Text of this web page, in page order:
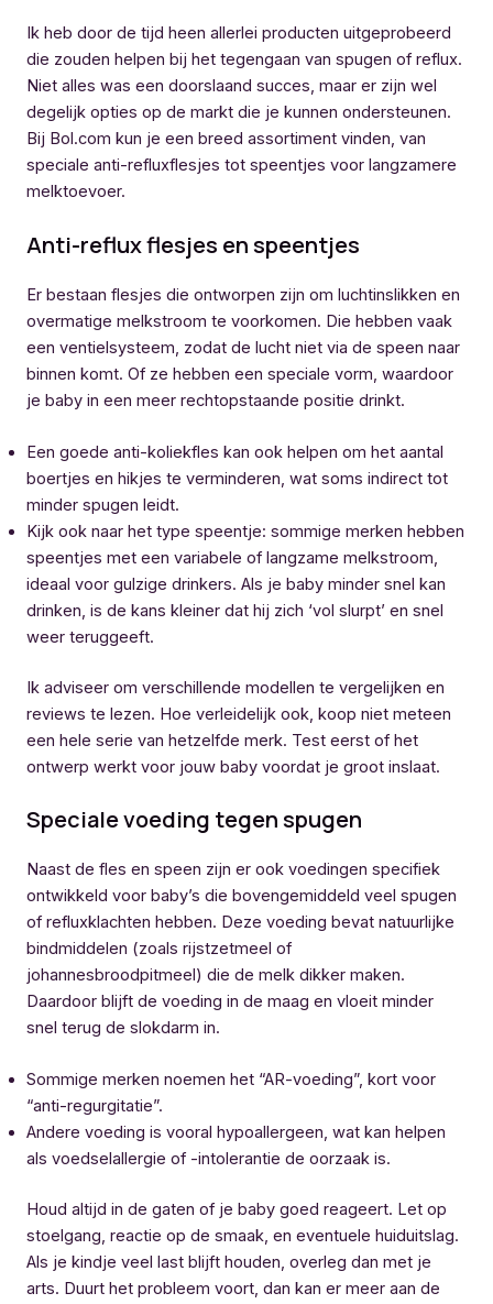
Ik heb door de tijd heen allerlei producten uitgeprobeerd
die zouden helpen bij het tegengaan van spugen of reflux.
Niet alles was een doorslaand succes, maar er zijn wel
degelijk opties op de markt die je kunnen ondersteunen.
Bij Bol.com kun je een breed assortiment vinden, van
speciale anti-refluxflesjes tot speentjes voor langzamere
melktoevoer.
Anti-reflux flesjes en speentjes
Er bestaan flesjes die ontworpen zijn om luchtinslikken en
overmatige melkstroom te voorkomen. Die hebben vaak
een ventielsysteem, zodat de lucht niet via de speen naar
binnen komt. Of ze hebben een speciale vorm, waardoor
je baby in een meer rechtopstaande positie drinkt.
Een goede anti-koliekfles kan ook helpen om het aantal
boertjes en hikjes te verminderen, wat soms indirect tot
minder spugen leidt.
Kijk ook naar het type speentje: sommige merken hebben
speentjes met een variabele of langzame melkstroom,
ideaal voor gulzige drinkers. Als je baby minder snel kan
drinken, is de kans kleiner dat hij zich ‘vol slurpt’ en snel
weer teruggeeft.
Ik adviseer om verschillende modellen te vergelijken en
reviews te lezen. Hoe verleidelijk ook, koop niet meteen
een hele serie van hetzelfde merk. Test eerst of het
ontwerp werkt voor jouw baby voordat je groot inslaat.
Speciale voeding tegen spugen
Naast de fles en speen zijn er ook voedingen specifiek
ontwikkeld voor baby’s die bovengemiddeld veel spugen
of refluxklachten hebben. Deze voeding bevat natuurlijke
bindmiddelen (zoals rijstzetmeel of
johannesbroodpitmeel) die de melk dikker maken.
Daardoor blijft de voeding in de maag en vloeit minder
snel terug de slokdarm in.
Sommige merken noemen het “AR-voeding”, kort voor
“anti-regurgitatie”.
Andere voeding is vooral hypoallergeen, wat kan helpen
als voedselallergie of -intolerantie de oorzaak is.
Houd altijd in de gaten of je baby goed reageert. Let op
stoelgang, reactie op de smaak, en eventuele huiduitslag.
Als je kindje veel last blijft houden, overleg dan met je
arts. Duurt het probleem voort, dan kan er meer aan de